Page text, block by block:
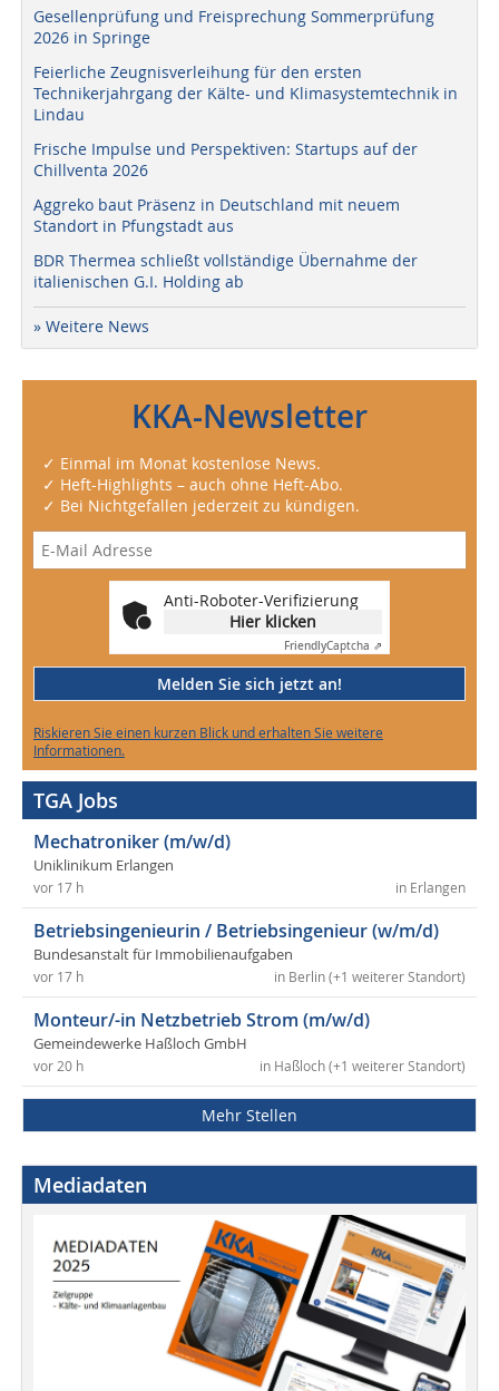
Gesellenprüfung und Freisprechung Sommerprüfung
2026 in Springe
Feierliche Zeugnisverleihung für den ersten
Technikerjahrgang der Kälte- und Klimasystemtechnik in
Lindau
Frische Impulse und Perspektiven: Startups auf der
Chillventa 2026
Aggreko baut Präsenz in Deutschland mit neuem
Standort in Pfungstadt aus
BDR Thermea schließt vollständige Übernahme der
italienischen G.I. Holding ab
» Weitere News
KKA-Newsletter
✓ Einmal im Monat kostenlose News.
✓ Heft-Highlights – auch ohne Heft-Abo.
✓ Bei Nichtgefallen jederzeit zu kündigen.
Anti-Roboter-Verifizierung
Hier klicken
FriendlyCaptcha ⇗
Melden Sie sich jetzt an!
Riskieren Sie einen kurzen Blick und erhalten Sie weitere
Informationen.
TGA Jobs
Mechatroniker (m/w/d)
Uniklinikum Erlangen
in Erlangen
vor 17 h
Betriebsingenieurin / Betriebsingenieur (w/m/d)
Bundesanstalt für Immobilienaufgaben
in Berlin (+1 weiterer Standort)
vor 17 h
Monteur/-in Netzbetrieb Strom (m/w/d)
Gemeindewerke Haßloch GmbH
in Haßloch (+1 weiterer Standort)
vor 20 h
Mehr Stellen
Mediadaten